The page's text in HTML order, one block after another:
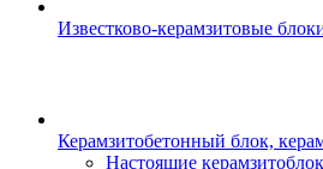
Известково-керамзитовые
Керамзитобетонный блок,
Настоящие